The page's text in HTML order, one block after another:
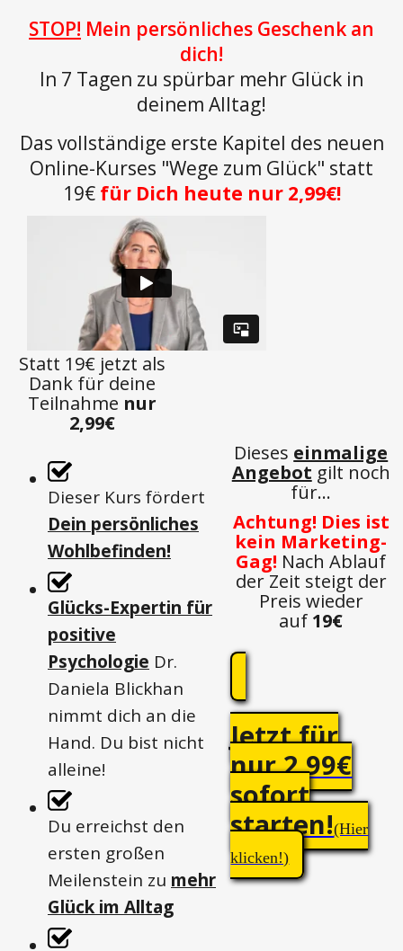
STOP! Mein persönliches Geschenk an
dich!
In 7 Tagen zu spürbar mehr Glück in
deinem Alltag!
Das vollständige erste Kapitel des neuen
Online-Kurses "Wege zum Glück" statt
19€ für Dich heute nur 2,99€!
Statt 19€ jetzt als
Dank für deine
Teilnahme nur
2,99€
Dieser Kurs fördert
Dein persönliches
Wohlbefinden!
Glücks-Expertin für
positive
Psychologie Dr.
Daniela Blickhan
nimmt dich an die
Hand. Du bist nicht
alleine!
Du erreichst den
ersten großen
Meilenstein zu mehr
Glück im Alltag
Dieses einmalige
Angebot gilt noch
für...
Achtung! Dies ist
kein Marketing-
Gag! Nach Ablauf
der Zeit steigt der
Preis wieder
auf 19€
Jetzt für
nur 2,99€
sofort
starten!(Hier
klicken!)